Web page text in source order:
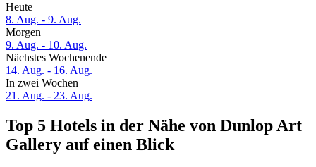
Heute
8. Aug. - 9. Aug.
Morgen
9. Aug. - 10. Aug.
Nächstes Wochenende
14. Aug. - 16. Aug.
In zwei Wochen
21. Aug. - 23. Aug.
Top 5 Hotels in der Nähe von Dunlop Art
Gallery auf einen Blick